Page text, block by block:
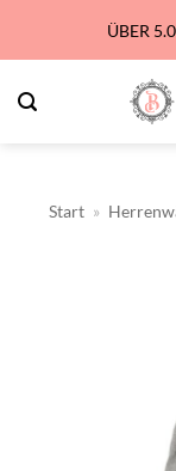
springen
ÜBER
Start »